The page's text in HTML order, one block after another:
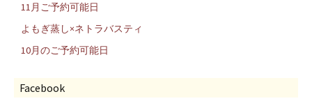
11月ご予約可能日
よもぎ蒸し×ネトラバスティ
10月のご予約可能日
Facebook